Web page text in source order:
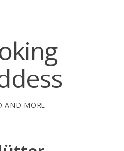
AND MORE